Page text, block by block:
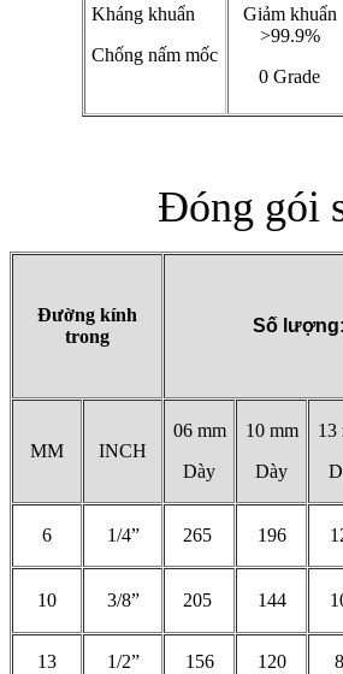
Kháng khuẩn
Chống nấm mốc
Giảm khuẩn
>99.9%
0 Grade
Đóng gói
Đường kính
trong
Số
MM INCH
06 mm
Dày
10 mm
Dày
13
6 1/4” 265 196
10 3/8” 205 144
13 1/2” 156 120